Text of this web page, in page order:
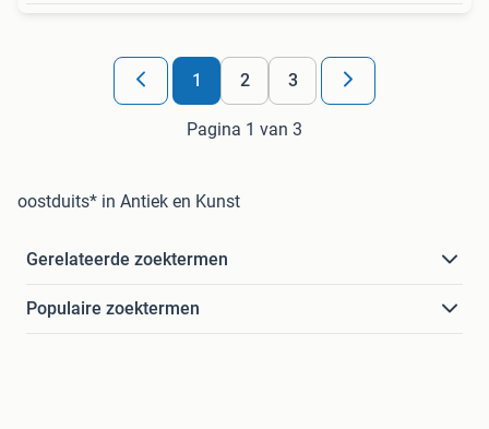
1 2 3
Pagina 1 van 3
oostduits* in Antiek en Kunst
Gerelateerde zoektermen
Populaire zoektermen